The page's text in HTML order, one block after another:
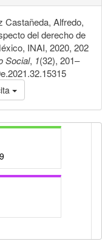
Castañeda, Alfredo,
del derecho de
INAI, 2020, 202
Social, 1(32), 201–
9